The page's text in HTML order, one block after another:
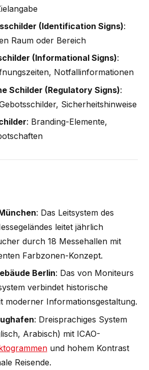
(Identification Signs):
Raum oder Bereich
(Informational Signs):
Notfallinformationen
Schilder (Regulatory Signs):
Sicherheitshinweise
: Branding-Elemente,
: Das Leitsystem des
leitet jährlich
durch 18 Messehallen mit
Farbzonen-Konzept.
Berlin: Das von Moniteurs
verbindet historische
moderner Informationsgestaltung.
: Dreisprachiges System
Arabisch) mit ICAO-
und hohem Kontrast
Reisende.